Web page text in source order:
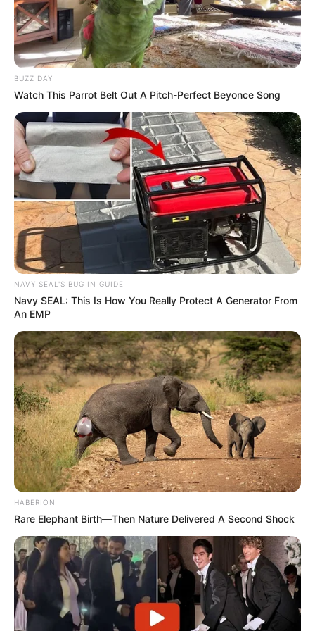
BUZZ DAY
Watch This Parrot Belt Out A Pitch-Perfect Beyonce Song
NAVY SEAL'S BUG IN GUIDE
Navy SEAL: This Is How You Really Protect A Generator From
An EMP
HABERION
Rare Elephant Birth—Then Nature Delivered A Second Shock